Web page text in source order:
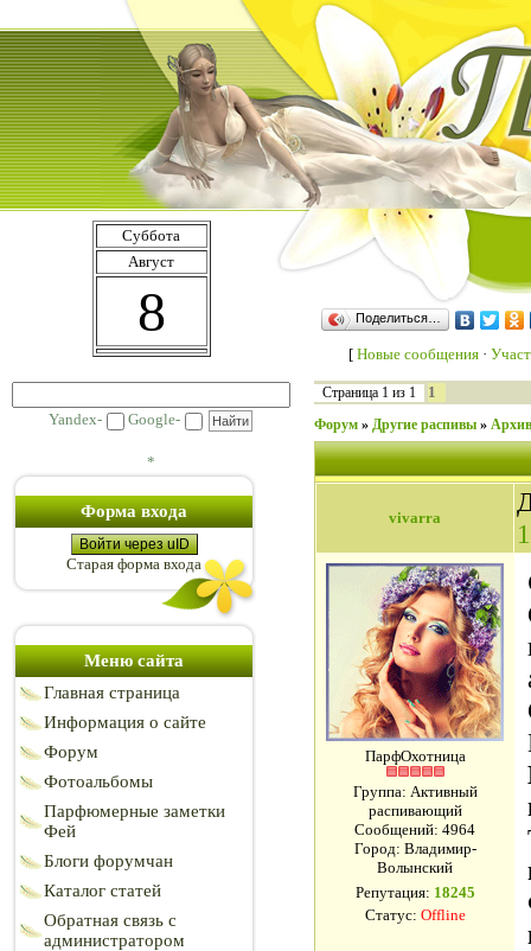
Суббота
Август
8
Yandex- Google-
*
Форма входа
Войти через uID
Старая форма входа
Меню сайта
Главная страница
Информация о сайте
Форум
Фотоальбомы
Парфюмерные заметки
Фей
Блоги форумчан
Каталог статей
Обратная связь с
администратором
Поделиться…
[ Новые сообщения ·
Страница 1 из 1 1
Форум » Другие распивы »
vivarra
1
ПарфОхотница
Группа: Активный
распивающий
Сообщений: 4964
Город: Владимир-
Волынский
Репутация: 18245
Статус: Offline